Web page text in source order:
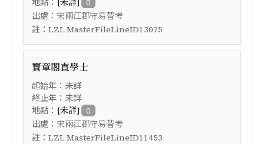
[未詳]
出處： 宋兩江郡守易替考
註： LZL MasterFileLineID13075
寶章閣直學士
起始年：未詳
終止年：未詳
地點： [未詳] 0
出處： 宋兩江郡守易替考
註： LZL MasterFileLineID11453